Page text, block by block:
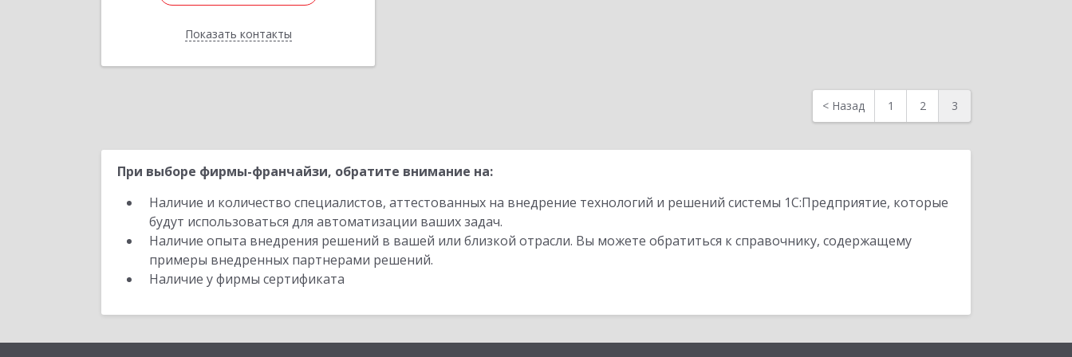
Показать контакты
Назад
< Назад 1 2 3
При выборе фирмы-франчайзи, обратите внимание на:
Наличие и количество специалистов, аттестованных на внедрение технологий и решений системы 1С:Предприятие, которые
будут использоваться для автоматизации ваших задач.
Наличие опыта внедрения решений в вашей или близкой отрасли. Вы можете обратиться к справочнику, содержащему
примеры внедренных партнерами решений.
Наличие у фирмы сертификата